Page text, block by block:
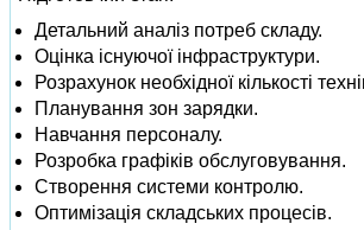
Детальний аналіз потреб складу.
Оцінка існуючої інфраструктури.
Розрахунок необхідної кількості
Планування зон зарядки.
Навчання персоналу.
Розробка графіків обслуговування.
Створення системи контролю.
Оптимізація складських процесів.